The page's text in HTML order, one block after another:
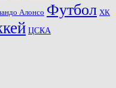
Алонсо Футбол ХК
ЦСКА